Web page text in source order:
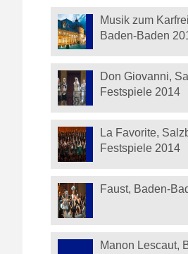
Musik zum
Baden-Baden
Don Giovanni,
Festspiele 2014
La Favorite,
Festspiele 2014
Faust, Baden-
Manon Lescaut,